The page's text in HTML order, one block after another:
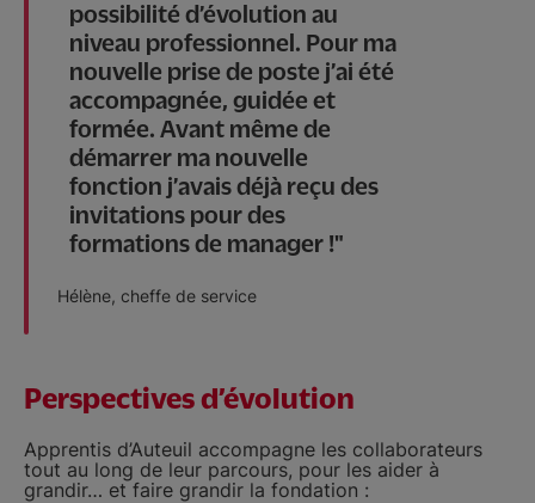
possibilité d’évolution au
niveau professionnel. Pour ma
nouvelle prise de poste j’ai été
accompagnée, guidée et
formée. Avant même de
démarrer ma nouvelle
fonction j’avais déjà reçu des
invitations pour des
formations de manager !
Hélène, cheffe de service
Perspectives d’évolution
Apprentis d’Auteuil accompagne les collaborateurs
tout au long de leur parcours, pour les aider à
grandir… et faire grandir la fondation :